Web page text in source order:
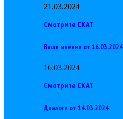
21.03.2024
Смотрите СКАТ
Ваше мнение от 16.03.2024
16.03.2024
Смотрите СКАТ
Диалоги от 14.03.2024